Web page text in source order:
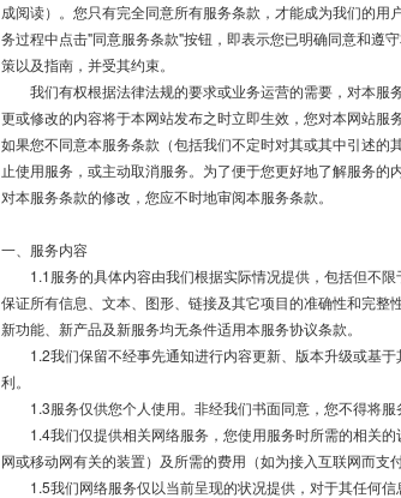
成阅读）。您只有完全同意所有服务条款，才能成为我们的用
务过程中点击"同意服务条款"按钮，即表示您已明确同意和遵
策以及指南，并受其约束。
我们有权根据法律法规的要求或业务运营的需要，对本服
更或修改的内容将于本网站发布之时立即生效，您对本网站服
如果您不同意本服务条款（包括我们不定时对其或其中引述
止使用服务，或主动取消服务。为了便于您更好地了解服务
对本服务条款的修改，您应不时地审阅本服务条款。
一、服务内容
1.1服务的具体内容由我们根据实际情况提供，包括但不限
保证所有信息、文本、图形、链接及其它项目的准确性和完
新功能、新产品及新服务均无条件适用本服务协议条款。
1.2我们保留不经事先通知进行内容更新、版本升级或基于
利。
1.3服务仅供您个人使用。非经我们书面同意，您不得将服
1.4我们仅提供相关网络服务，您使用服务时所需的相关的
网或移动网有关的装置）及所需的费用（如为接入互联网而支
1.5我们网络服务仅以当前呈现的状况提供，对于其任何信